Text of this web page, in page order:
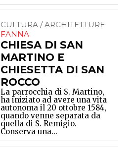
CULTURA / ARCHITETTURE
FANNA
CHIESA DI SAN
MARTINO E
CHIESETTA DI SAN
ROCCO
La parrocchia di S. Martino,
ha iniziato ad avere una vita
autonoma il 20 ottobre 1584,
quando venne separata da
quella di S. Remigio.
Conserva una...